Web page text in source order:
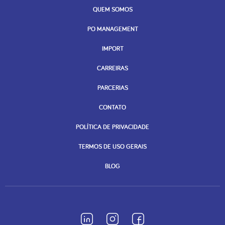
QUEM SOMOS
PO MANAGEMENT
IMPORT
CARREIRAS
PARCERIAS
CONTATO
POLÍTICA DE PRIVACIDADE
TERMOS DE USO GERAIS
BLOG